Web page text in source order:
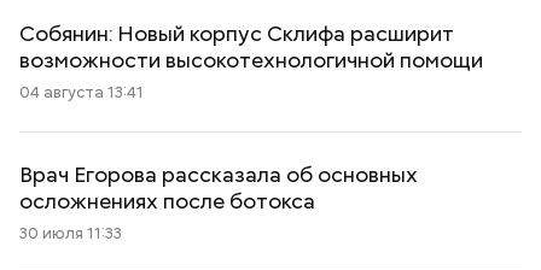
Собянин: Новый корпус Склифа расширит
возможности высокотехнологичной помощи
04 августа 13:41
Врач Егорова рассказала об основных
осложнениях после ботокса
30 июля 11:33